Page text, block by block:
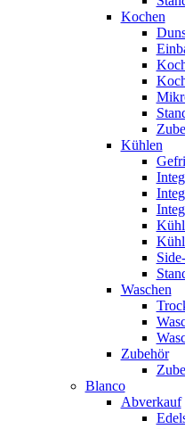
Kochen
Kühlen
Waschen
Zubehör
Blanco
Abverkauf